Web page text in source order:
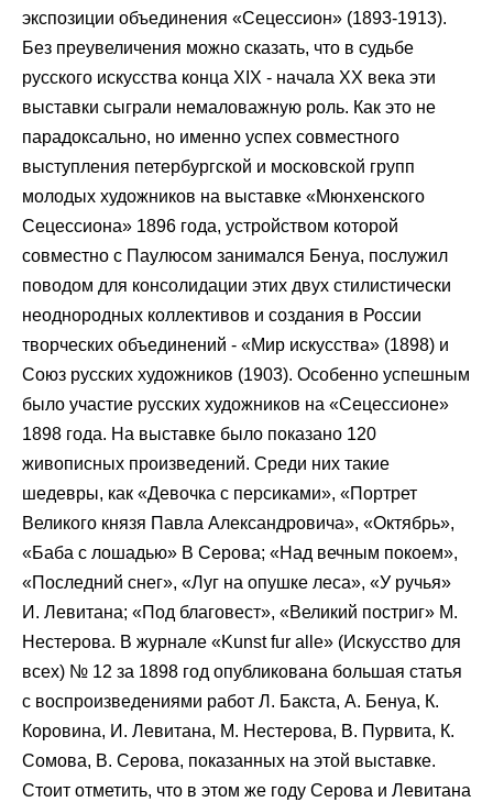
экспозиции объединения «Сецессион» (1893-1913).
Без преувеличения можно сказать, что в судьбе
русского искусства конца XIX - начала XX века эти
выставки сыграли немаловажную роль. Как это не
парадоксально, но именно успех совместного
выступления петербургской и московской групп
молодых художников на выставке «Мюнхенского
Сецессиона» 1896 года, устройством которой
совместно с Паулюсом занимался Бенуа, послужил
поводом для консолидации этих двух стилистически
неоднородных коллективов и создания в России
творческих объединений - «Мир искусства» (1898) и
Союз русских художников (1903). Особенно успешным
было участие русских художников на «Сецессионе»
1898 года. На выставке было показано 120
живописных произведений. Среди них такие
шедевры, как «Девочка с персиками», «Портрет
Великого князя Павла Александровича», «Октябрь»,
«Баба с лошадью» В Серова; «Над вечным покоем»,
«Последний снег», «Луг на опушке леса», «У ручья»
И. Левитана; «Под благовест», «Великий постриг» М.
Нестерова. В журнале «Kunst fur alle» (Искусство для
всех) № 12 за 1898 год опубликована большая статья
с воспроизведениями работ Л. Бакста, А. Бенуа, К.
Коровина, И. Левитана, М. Нестерова, В. Пурвита, К.
Сомова, В. Серова, показанных на этой выставке.
Стоит отметить, что в этом же году Серова и Левитана